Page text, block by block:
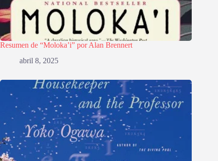
Resumen de “Moloka’i” por Alan Brennert
abril 8, 2025